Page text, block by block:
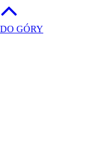
DO GÓRY